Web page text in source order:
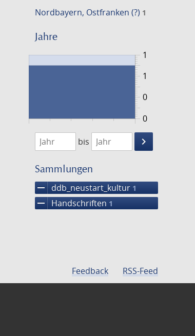
Nordbayern, Ostfranken (?) 1
Jahre
0
1
0
1
1474
1475
bis
keyboard_arrow_right
Suche
Sammlungen
remove ddb_neustart_kultur 1
remove Handschriften 1
Feedback RSS-Feed